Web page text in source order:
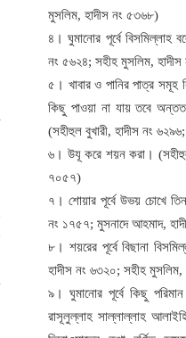
মুসলিম, হাদীস নং ৫৩৬৮)
৪। ঘুমানোর পূর্বে বিসমিল্লাহ
নং ৫৬২৪; সহীহ মুসলিম,
৫। খাবার ও পানির পাত্র সমূহ
কিছু পাওয়া না যায় তবে অন্তত
(সহীহুল বুখারী, হাদীস নং
৬। উযূ করে শয়ন করা। (সহীহুল
৭০৫৭)
৭। শোয়ার পূর্বে উভয় চোখে
নং ১৭৫৭; মুসনাদে আহমাদ,
৮। শয়রের পূর্বে বিছানা
হাদীস নং ৬৩২০; সহীহ
৯। ঘুমানোর পূর্বে কিছু
রাসূলুল্লাহ সাল্লাল্লাহ